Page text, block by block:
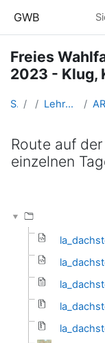
GWB
Freies
2023 - Klug,
Startseite Kurse Lehramtsausbildung GW im Cluster Österreich Mitte
Route auf
einzelnen